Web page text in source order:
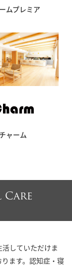
ムプレミア
チャーム
していただけま
ます。認知症・寝